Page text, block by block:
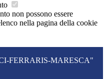
non possono essere
nella pagina della cookie
FERRARIS-MARESCA"